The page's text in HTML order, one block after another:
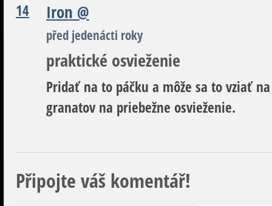
14 Iron @
před jedenácti roky
praktické osvieženie
Pridať na to páčku a môže sa to vziať
granatov na priebežne osvieženie.
Připojte váš komentář!